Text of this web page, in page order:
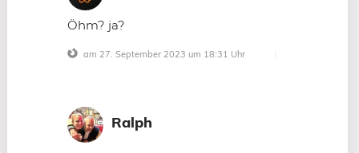
Öhm? ja?
am 27. September 2023 um 18:31 Uhr
Ralph